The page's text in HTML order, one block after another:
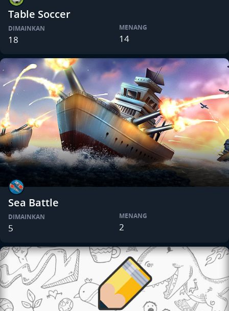
Table Soccer
DIMAINKAN
18
MENANG
14
Sea Battle
DIMAINKAN
5
MENANG
2